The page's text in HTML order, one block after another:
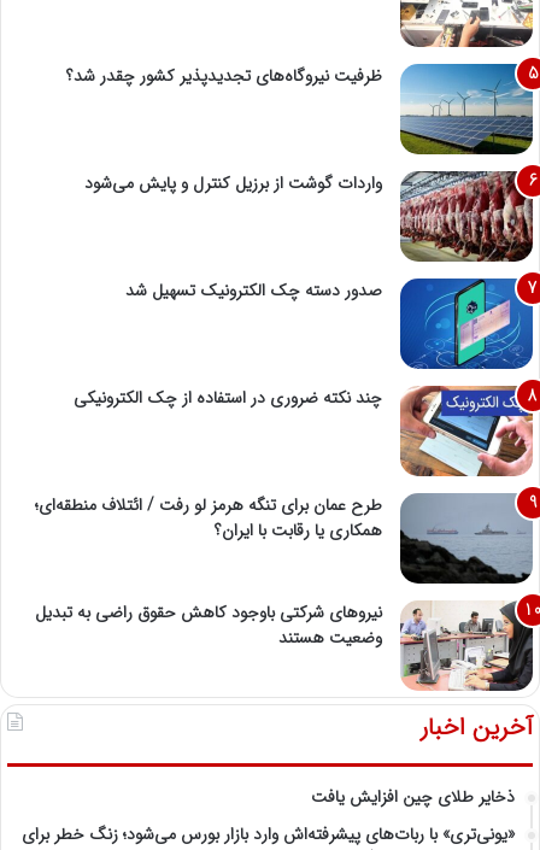
ظرفیت نیروگاه‌های تجدیدپذیر کشور چقدر شد؟
واردات گوشت از برزیل کنترل و پایش می‌شود
صدور دسته چک الکترونیک تسهیل شد
چند نکته ضروری در استفاده از چک الکترونیکی
طرح عمان برای تنگه هرمز لو رفت / ائتلاف منطقه‌ای؛
همکاری یا رقابت با ایران؟
نیروهای شرکتی باوجود کاهش حقوق راضی به تبدیل
وضعیت هستند
آخرین اخبار
ذخایر طلای چین افزایش یافت
«یونی‌تری» با ربات‌های پیشرفته‌اش وارد بازار بورس می‌شود؛ زنگ خطر برای